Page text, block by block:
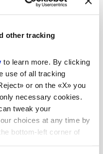
other tracking
to learn more. By clicking
use of all tracking
or on the «X» you
necessary cookies.
tweak your
choices at any time by
bottom-left corner of